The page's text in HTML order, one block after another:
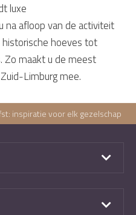
luxe
na afloop van de activiteit
hoeves tot
Zo maakt u de meest
Limburg mee.
inspiratie voor elk gezelschap